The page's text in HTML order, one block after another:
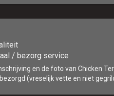
/ bezorg service
en de foto van Chicken
(vreselijk vette en niet